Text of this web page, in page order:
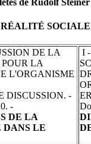
de Rudolf
DE LA
LA
L'ORGANISME
DISCUSSION. -
-
DE LA
DANS LE
I